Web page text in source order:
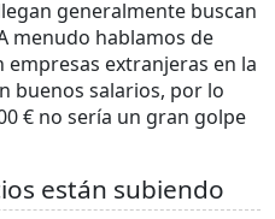
generalmente buscan
menudo hablamos de
extranjeras en la
buenos salarios, por lo
€ no sería un gran golpe
están subiendo